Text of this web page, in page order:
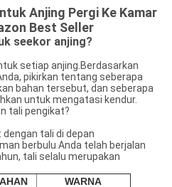
Anjing Pergi Ke Kamar
Best Seller
seekor anjing?
setiap anjing.Berdasarkan
pikirkan tentang seberapa
bahan tersebut, dan seberapa
untuk mengatasi kendur.
tali pengikat?
tali di depan
berbulu Anda telah berjalan
tali selalu merupakan
WARNA